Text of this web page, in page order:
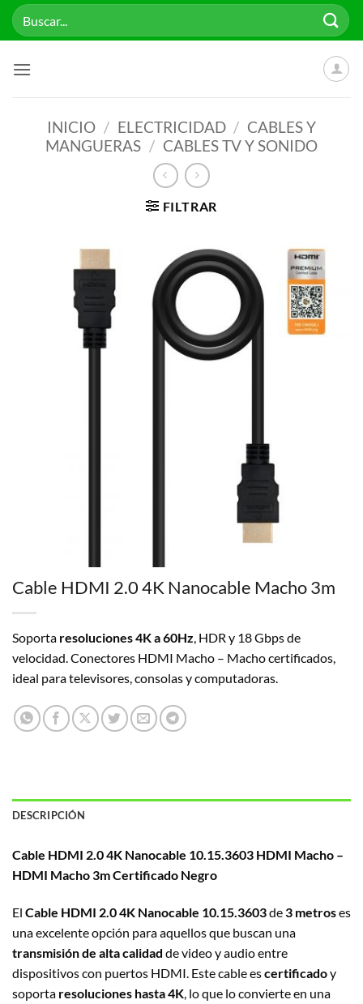
Saltar
Buscar
por:
INICIO / ELECTRICIDAD / CABLES Y
MANGUERAS / CABLES TV Y SONIDO
FILTRAR
Cable HDMI 2.0 4K Nanocable Macho 3m
Soporta resoluciones 4K a 60Hz, HDR y 18 Gbps de
velocidad. Conectores HDMI Macho – Macho certificados,
ideal para televisores, consolas y computadoras.
DESCRIPCIÓN
Cable HDMI 2.0 4K Nanocable 10.15.3603 HDMI Macho –
HDMI Macho 3m Certificado Negro
El Cable HDMI 2.0 4K Nanocable 10.15.3603de3 metroses
una excelente opción para aquellos que buscan una
transmisión de alta calidad de video y audio entre
dispositivos con puertos HDMI. Este cable escertificadoy
soporta resoluciones hasta 4K, lo que lo convierte en una